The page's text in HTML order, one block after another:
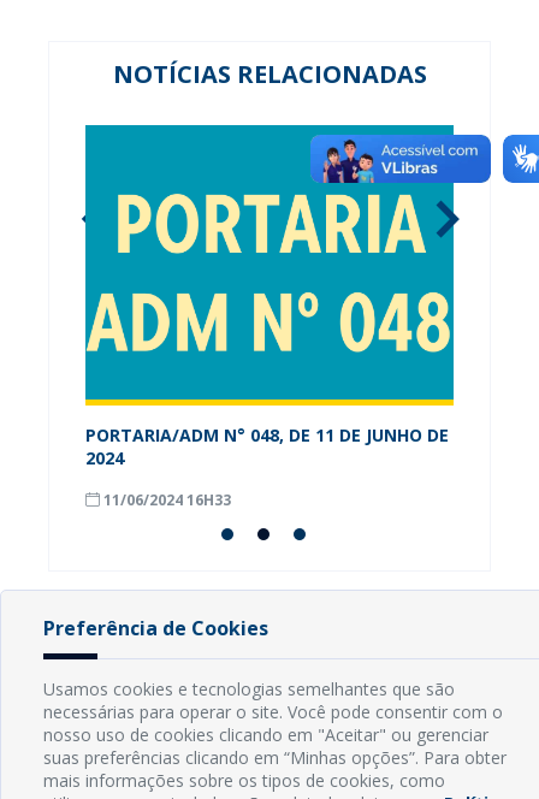
NOTÍCIAS RELACIONADAS
PORTARIA/ADM N° 048, DE 11 DE JUNHO DE
2024
11/06/2024 16H33
INFORMAÇÕES
Endereço: Rua Capitão Vicente de Brito, S/N - Centro
CEP: 59598-000 - Guamaré - RN
Contato: (84) 3525-2032
E-mail: diretoria@guamare.rn.leg.br
Preferência de Cookies
Usamos cookies e tecnologias semelhantes que são
necessárias para operar o site. Você pode consentir com o
nosso uso de cookies clicando em "Aceitar" ou gerenciar
suas preferências clicando em “Minhas opções”. Para obter
mais informações sobre os tipos de cookies, como